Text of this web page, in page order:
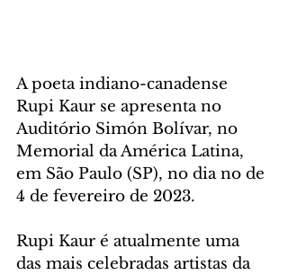
A poeta indiano-canadense
Rupi Kaur se apresenta no
Auditório Simón Bolívar, no
Memorial da América Latina,
em São Paulo (SP), no dia no de
4 de fevereiro de 2023.
Rupi Kaur é atualmente uma
das mais celebradas artistas da